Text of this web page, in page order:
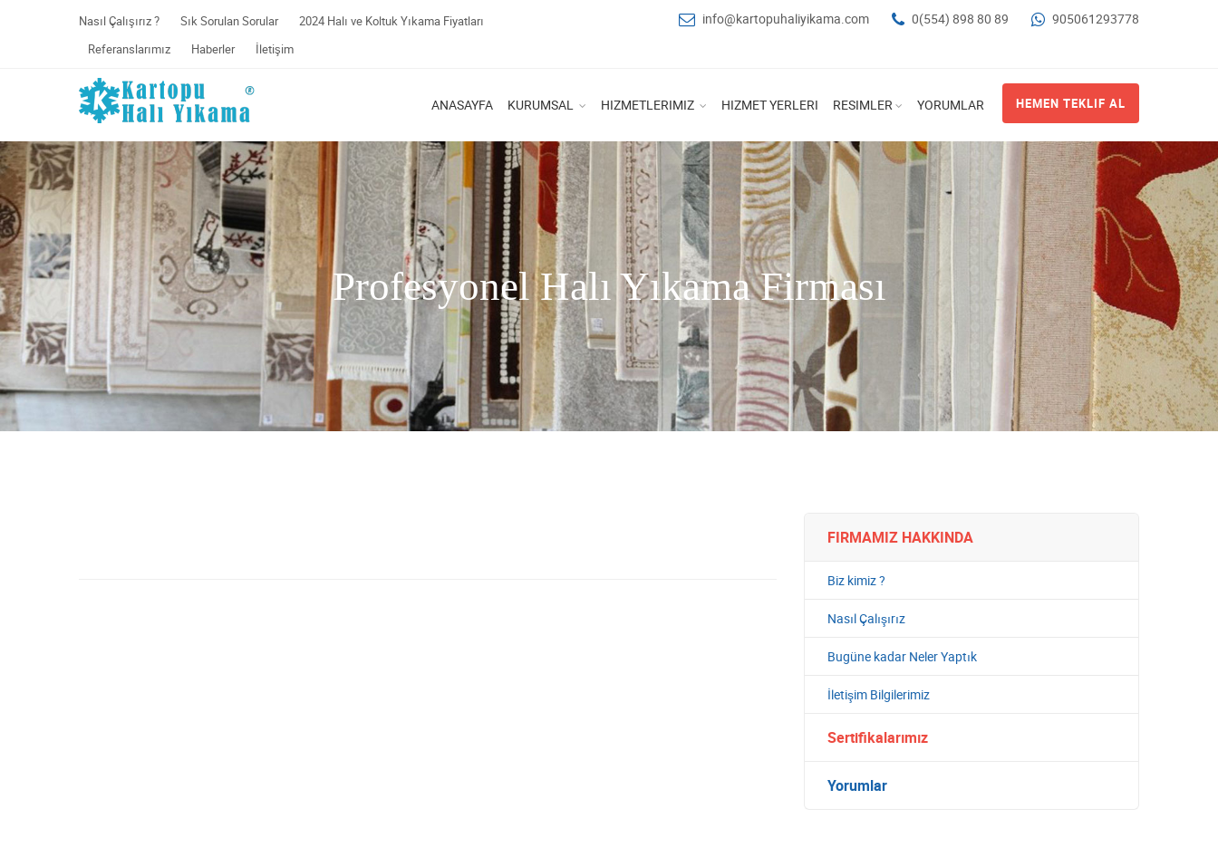
Nasıl Çalışırız ? Sık Sorulan Sorular
2024 Halı ve Koltuk Yıkama Fiyatları
Referanslarımız
Haberler İletişim
info@kartopuhaliyikama.com 0(554) 898 80 89 905061293778
ANASAYFA KURUMSAL HIZMETLERIMIZ HIZMET YERLERI RESIMLER YORUMLAR HEMEN TEKLIF AL
Profesyonel Halı Yıkama Firması
FIRMAMIZ HAKKINDA
Biz kimiz ?
Nasıl Çalışırız
Bugüne kadar Neler Yaptık
İletişim Bilgilerimiz
Sertifikalarımız
Yorumlar